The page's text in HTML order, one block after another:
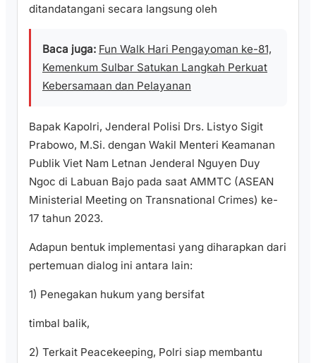
ditandatangani secara langsung oleh
Baca juga: Fun Walk Hari Pengayoman ke-81,
Kemenkum Sulbar Satukan Langkah Perkuat
Kebersamaan dan Pelayanan
Bapak Kapolri, Jenderal Polisi Drs. Listyo Sigit
Prabowo, M.Si. dengan Wakil Menteri Keamanan
Publik Viet Nam Letnan Jenderal Nguyen Duy
Ngoc di Labuan Bajo pada saat AMMTC (ASEAN
Ministerial Meeting on Transnational Crimes) ke-
17 tahun 2023.
Adapun bentuk implementasi yang diharapkan dari
pertemuan dialog ini antara lain:
1) Penegakan hukum yang bersifat
timbal balik,
2) Terkait Peacekeeping, Polri siap membantu